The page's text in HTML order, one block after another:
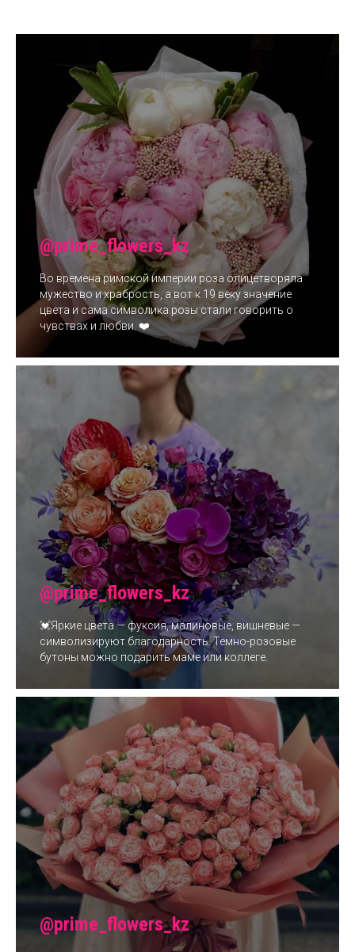
@prime_flowers_kz
Во времена римской империи роза олицетворяла
мужество и храбрость, а вот к 19 веку значение
цвета и сама символика розы стали говорить о
чувствах и любви. ❤️
@prime_flowers_kz
💓Яркие цвета — фуксия, малиновые, вишневые —
символизируют благодарность. Темно-розовые
бутоны можно подарить маме или коллеге.
@prime_flowers_kz